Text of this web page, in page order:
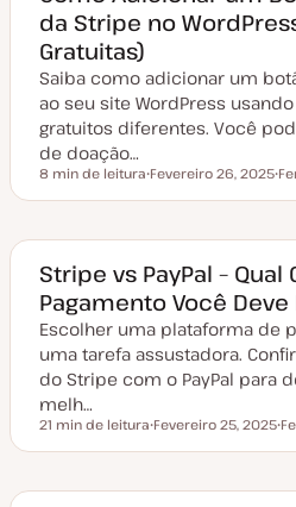
da Stripe no
Gratuitas)
Saiba como adicionar um
ao seu site WordPress
gratuitos diferentes. Você
de doação…
Tempo de leitura
8 min de leitura
a
a
e
a
t
u
a
i
z
a
ã
Fevereiro 26, 2025
ó
i
o
Stripe vs PayPal – Qual
Pagamento Você
Escolher uma plataforma de
uma tarefa assustadora.
do Stripe com o PayPal para
melh…
Tempo de leitura
21 min de leitura
a
a
Fevereiro 25, 2025
ó
i